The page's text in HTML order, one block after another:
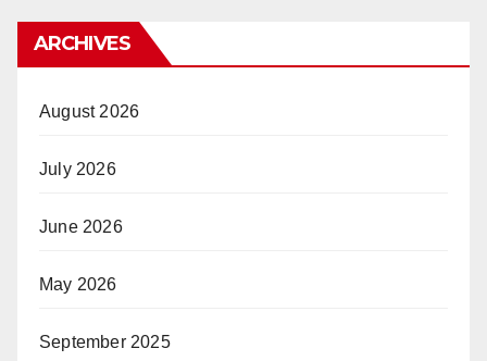
ARCHIVES
August 2026
July 2026
June 2026
May 2026
September 2025